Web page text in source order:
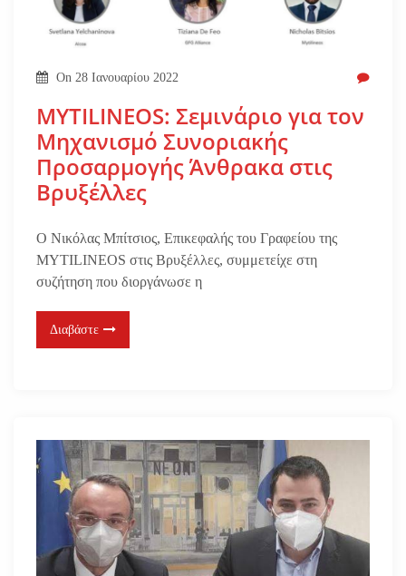
On 28 Ιανουαρίου 2022
MYTILINEOS: Σεμινάριο για τον
Μηχανισμό Συνοριακής
Προσαρμογής Άνθρακα στις
Βρυξέλλες
Ο Νικόλας Μπίτσιος, Επικεφαλής του Γραφείου της
MYTILINEOS στις Βρυξέλλες, συμμετείχε στη
συζήτηση που διοργάνωσε η
Διαβάστε